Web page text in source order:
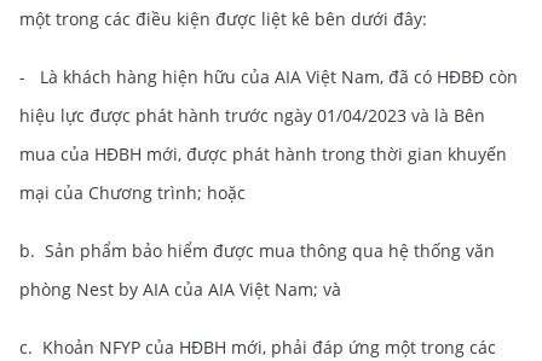
một trong các điều kiện được liệt kê bên dưới đây:
- Là khách hàng hiện hữu của AIA Việt Nam, đã có HĐBĐ còn
hiệu lực được phát hành trước ngày 01/04/2023 và là Bên
mua của HĐBH mới, được phát hành trong thời gian khuyến
mại của Chương trình; hoặc
b. Sản phẩm bảo hiểm được mua thông qua hệ thống văn
phòng Nest by AIA của AIA Việt Nam; và
c. Khoản NFYP của HĐBH mới, phải đáp ứng một trong các